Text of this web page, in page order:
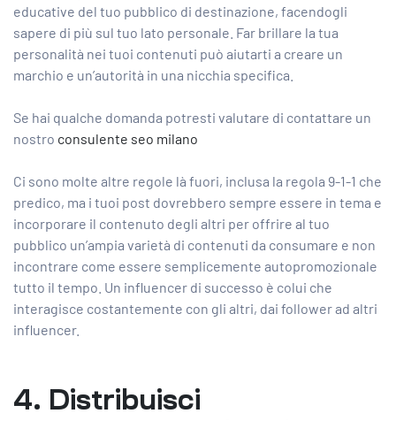
educative del tuo pubblico di destinazione, facendogli
sapere di più sul tuo lato personale. Far brillare la tua
personalità nei tuoi contenuti può aiutarti a creare un
marchio e un’autorità in una nicchia specifica.
Se hai qualche domanda potresti valutare di contattare un
nostro consulente seo milano
Ci sono molte altre regole là fuori, inclusa la regola 9-1-1 che
predico, ma i tuoi post dovrebbero sempre essere in tema e
incorporare il contenuto degli altri per offrire al tuo
pubblico un’ampia varietà di contenuti da consumare e non
incontrare come essere semplicemente autopromozionale
tutto il tempo. Un influencer di successo è colui che
interagisce costantemente con gli altri, dai follower ad altri
influencer.
4. Distribuisci